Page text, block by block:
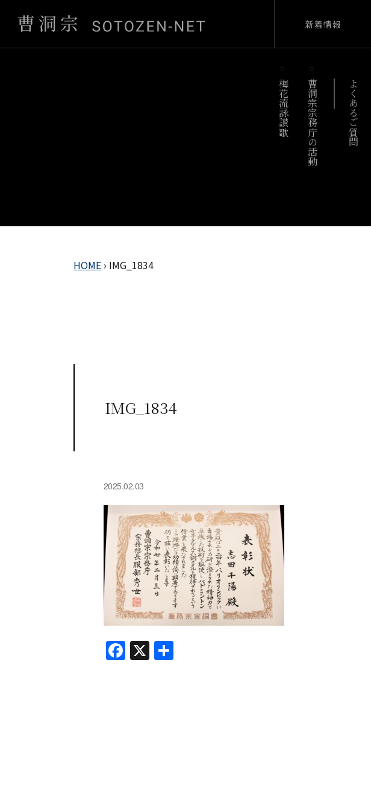
新着情報
梅花流詠讃歌 曹洞宗宗務庁の活動 よくあるご質問
HOME › IMG_1834
IMG_1834
2025.02.03
F
a
X